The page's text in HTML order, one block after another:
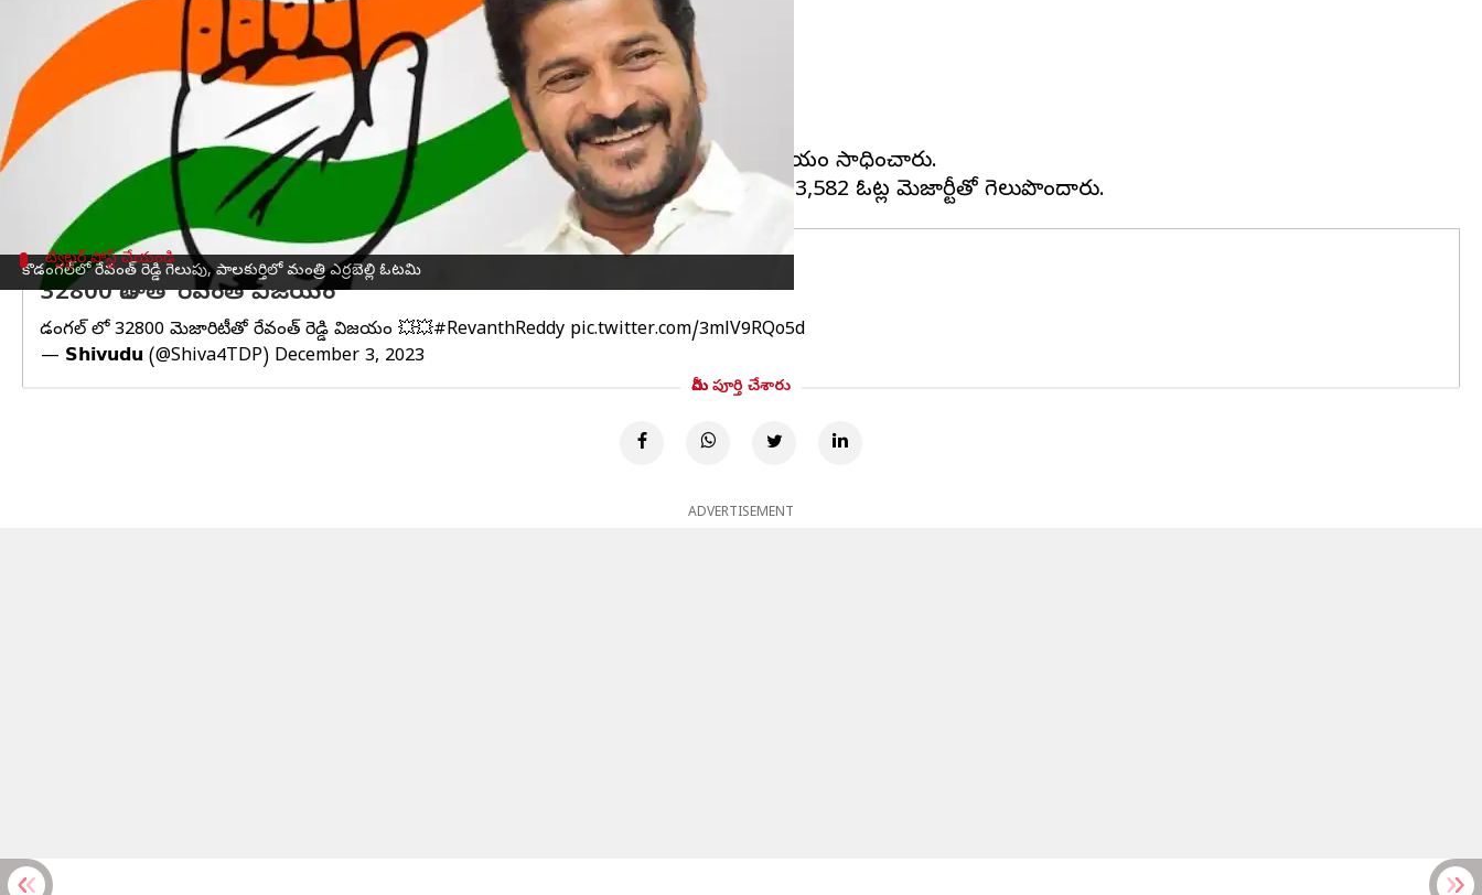
కొడంగల్‌లో రేవంత్ రెడ్డి గెలుపు, పాలకుర్తిలో మంత్రి ఎర్రబెల్లి ఓటమి
తెలంగాణఅసెంబ్లీ ఎన్నికల ఫలితాల్లో కాంగ్రెస్
దూసుకుపోతోంది.
కొడంగల్‌లో పీసీసీ చీఫ్
రేవంత్ రెడ్డివిజయం సాధించారు.
32వేల ఓట్ల మెజార్టీతో పట్నం నరేందర్ రెడ్డిపై రేవంత్ నెగ్గారు.
అలాగే బీఆర్ఎస్
పాలకుర్తి అభ్యర్థి, మంత్రి ఎర్రబెల్లి దయాకర్ రావుపరాజయం పాలయ్యారు.
ఇక్కడ కాంగ్రెస్ అభ్యర్థి యశస్వనీ రెడ్డి చేతిలో ఓటమి చెందారు.
మెదక్ కాంగ్రెస్ అభ్యర్థి మైనంపల్లి రోహిత్ సమీప బీఆర్ఎస్ అభ్యర్థి పద్మ దేవేందర్ రెడ్డి పై విజయం సాధించారు.
ట్విట్టర్ పోస్ట్ చేయండి
32800 తేడాతో రేవంత్ విజయం
కొడంగల్ లో 32800 మెజారిటీతో రేవంత్ రెడ్డి విజయం 💥💥#RevanthReddy pic.twitter.com/3mlV9RQo5d
— 𝗦𝗵𝗶𝘃𝘂𝗱𝘂 (@Shiva4TDP) December 3, 2023
మీరు పూర్తి చేశారు
ADVERTISEMENT